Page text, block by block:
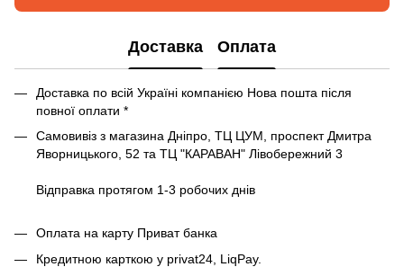
Доставка Оплата
Доставка по всій Україні компанією Нова пошта після
повної оплати *
Самовивіз з магазина Дніпро, ТЦ ЦУМ, проспект Дмитра
Яворницького, 52 та ТЦ "КАРАВАН" Лівобережний 3
Відправка протягом 1-3 робочих днів
Оплата на карту Приват банка
Кредитною карткою у privat24, LiqPay.